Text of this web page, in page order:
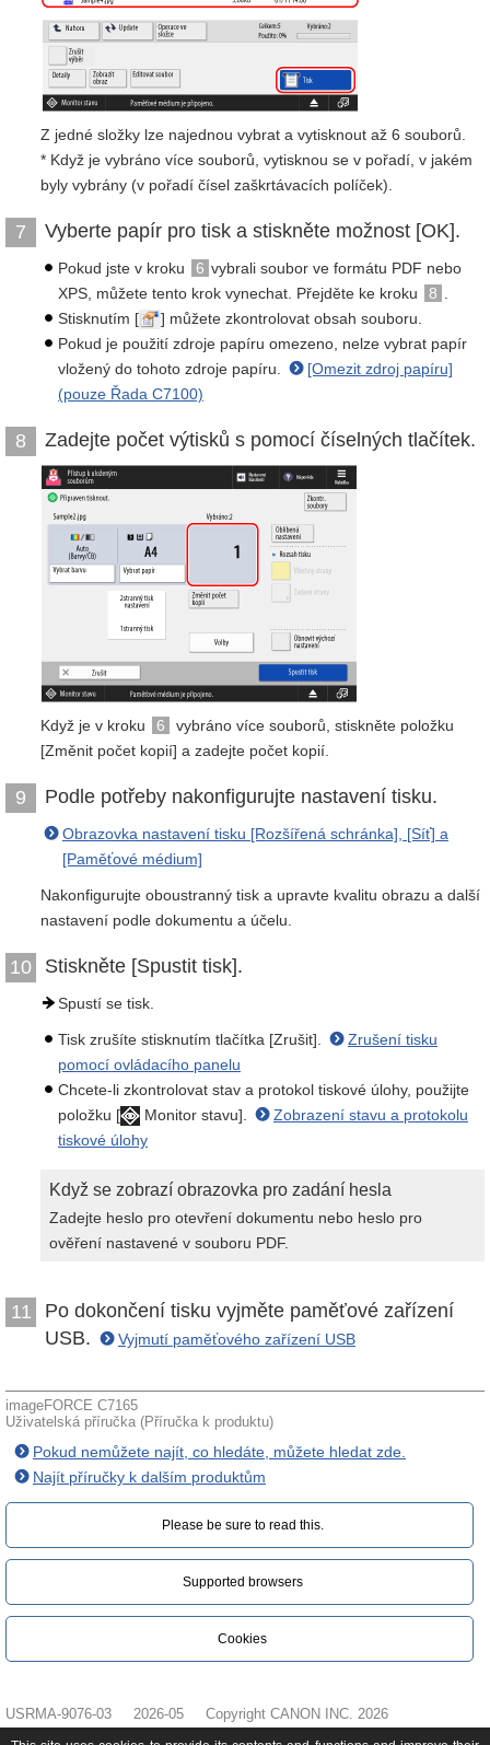
Z jedné složky lze najednou vybrat a vytisknout až 6 souborů.
* Když je vybráno více souborů, vytisknou se v pořadí, v jakém
byly vybrány (v pořadí čísel zaškrtávacích políček).
7 Vyberte papír pro tisk a stiskněte možnost [OK].
Pokud jste v kroku 6 vybrali soubor ve formátu PDF nebo
XPS, můžete tento krok vynechat. Přejděte ke kroku
8
Stisknutím [
] můžete zkontrolovat obsah souboru.
Pokud je použití zdroje papíru omezeno, nelze vybrat papír
vložený do tohoto zdroje papíru.
[Omezit zdroj papíru]
(pouze Řada C7100)
8 Zadejte počet výtisků s pomocí číselných tlačítek.
Když je v kroku 6
vybráno více souborů, stiskněte položku
[Změnit počet kopií] a zadejte počet kopií.
9 Podle potřeby nakonfigurujte nastavení tisku.
Obrazovka nastavení tisku [Rozšířená schránka], [Síť] a
[Paměťové médium]
Nakonfigurujte oboustranný tisk a upravte kvalitu obrazu a další
nastavení podle dokumentu a účelu.
10 Stiskněte [Spustit tisk].
Spustí se tisk.
Tisk zrušíte stisknutím tlačítka [Zrušit].
Zrušení tisku
pomocí ovládacího panelu
Chcete-li zkontrolovat stav a protokol tiskové úlohy, použijte
položku [
Monitor stavu].
Zobrazení stavu a protokolu
tiskové úlohy
Když se zobrazí obrazovka pro zadání hesla
Zadejte heslo pro otevření dokumentu nebo heslo pro
ověření nastavené v souboru PDF.
11
Po dokončení tisku vyjměte paměťové zařízení
USB.
Vyjmutí paměťového zařízení USB
imageFORCE C7165
Uživatelská příručka (Příručka k produktu)
Pokud nemůžete najít, co hledáte, můžete hledat zde.
Najít příručky k dalším produktům
Please be sure to read this.‎
Supported browsers
Cookies
USRMA-9076-03 2026-05 Copyright CANON INC. 2026